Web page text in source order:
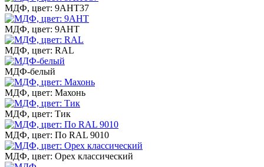
МДФ, цвет: 9АНТ37
МДФ, цвет: 9АНТ
МДФ, цвет: RAL
МДФ-белый
МДФ, цвет: Махонь
МДФ, цвет: Тик
МДФ, цвет: По RAL 9010
МДФ, цвет: Орех классический